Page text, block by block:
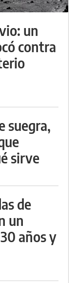
un
contra
suegra,
sirve
de
un
años y